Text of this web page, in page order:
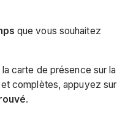
que vous souhaitez
carte de présence sur la
complètes, appuyez sur
.